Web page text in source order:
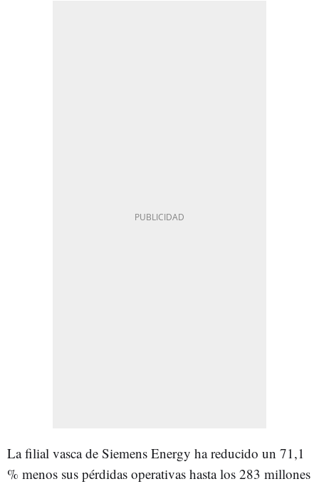
La filial vasca de Siemens Energy ha reducido un 71,1
% menos sus pérdidas operativas hasta los 283 millones